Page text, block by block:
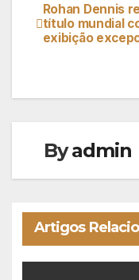
de
Rohan Dennis
título mundial
exibição
Byadmin
Artigos